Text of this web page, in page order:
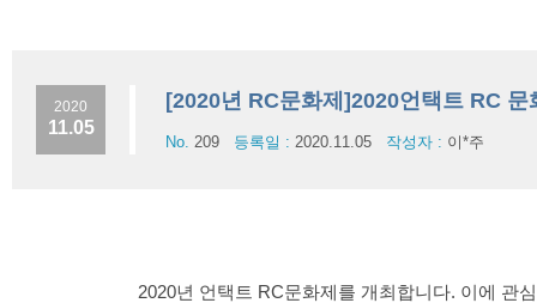
2020
11.05
[2020년 RC문화제]2020언택트 RC 문
No. 209 등록일 : 2020.11.05 작성자 : 이*주
2020년 언택트 RC문화제를 개최합니다. 이에 관